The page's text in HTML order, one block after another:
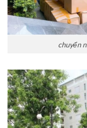
chuyển